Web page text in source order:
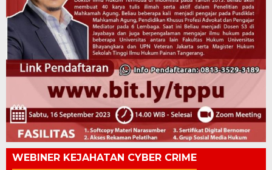
WEBINER KEJAHATAN CYBER CRIME